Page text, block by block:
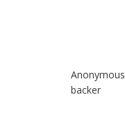
Anonymous
backer